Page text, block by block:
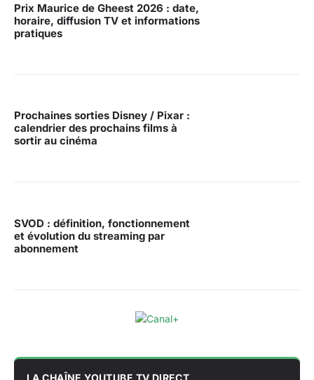
Prix Maurice de Gheest 2026 : date,
horaire, diffusion TV et informations
pratiques
Prochaines sorties Disney / Pixar :
calendrier des prochains films à
sortir au cinéma
SVOD : définition, fonctionnement
et évolution du streaming par
abonnement
LA CHAÎNE YOUTUBE TV DIRECT